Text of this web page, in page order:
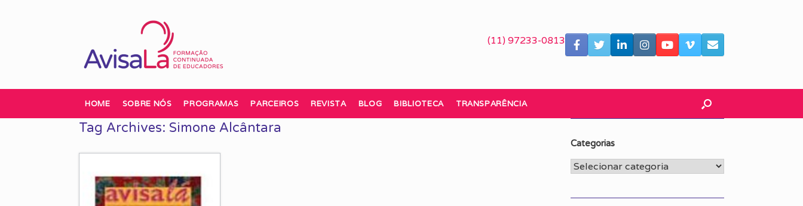
(11) 97233-0813
HOME SOBRE NÓS PROGRAMAS PARCEIROS REVISTA BLOG BIBLIOTECA TRANSPARÊNCIA
Tag Archives: Simone Alcântara
Categorias
Categorias